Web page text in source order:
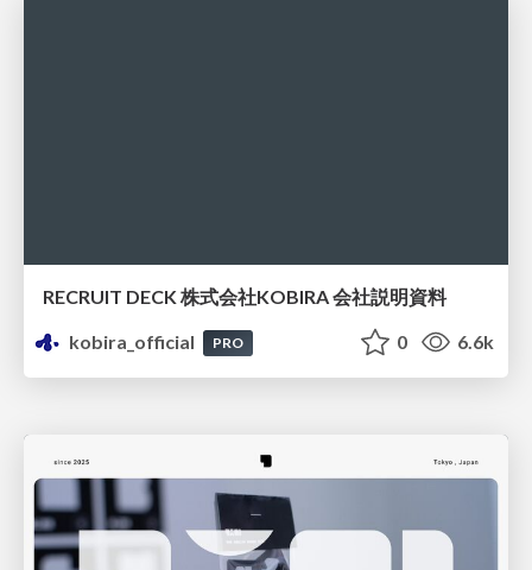
RECRUIT DECK 株式会社KOBIRA 会社説明資料
kobira_official
PRO 0 6.6k